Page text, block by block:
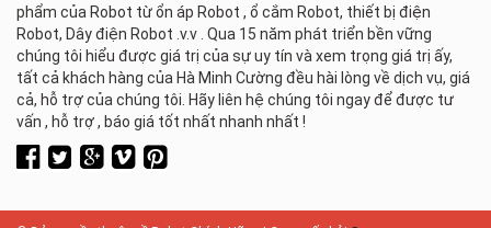
phẩm của Robot từ ổn áp Robot , ổ cắm Robot, thiết bị điện
Robot, Dây điện Robot .v.v . Qua 15 năm phát triển bền vững
chúng tôi hiểu được giá trị của sự uy tín và xem trọng giá trị ấy,
tất cả khách hàng của Hà Minh Cường đều hài lòng về dịch vụ, giá
cả, hỗ trợ của chúng tôi. Hãy liên hệ chúng tôi ngay để được tư
vấn , hỗ trợ , báo giá tốt nhất nhanh nhất !